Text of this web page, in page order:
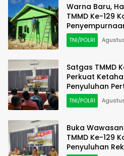
Warna Baru,
TMMD Ke-129
TNI/POLRI
Satgas TMMD
Perkuat
Penyuluhan
TNI/POLRI
Buka
TMMD Ke-129
Penyuluhan